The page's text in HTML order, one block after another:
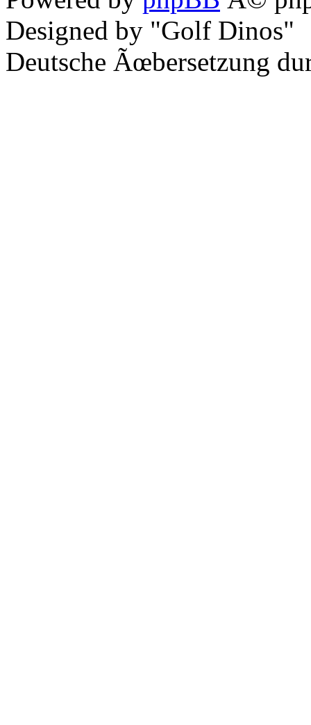
Designed by "Golf Dinos"
Deutsche Ãœbersetzung